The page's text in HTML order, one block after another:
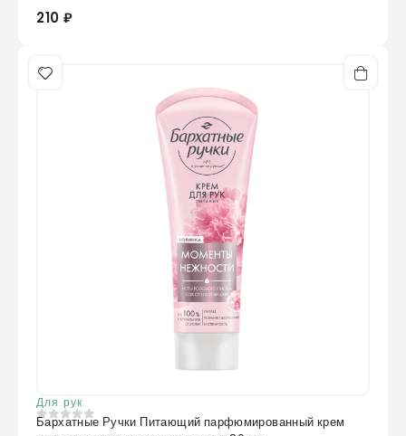
210 ₽
Для рук
0из 5
Бархатные Ручки Питающий парфюмированный крем